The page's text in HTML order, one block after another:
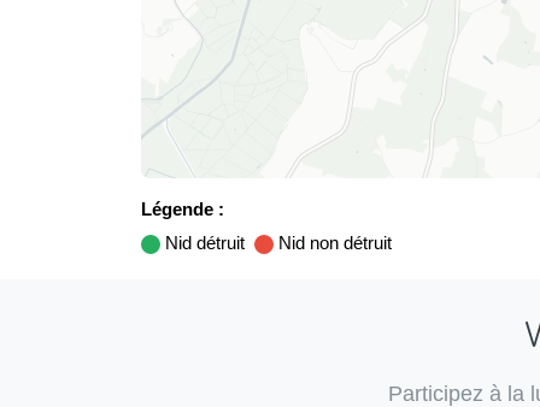
Légende :
Nid détruit
Nid non détruit
Participez à la